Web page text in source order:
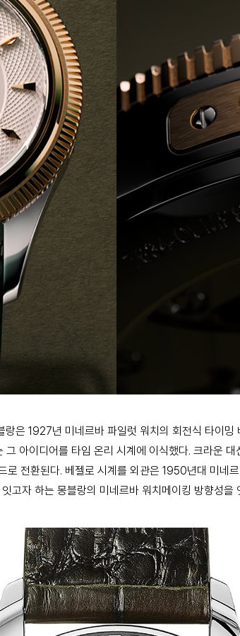
은 1927년 미네르바 파일럿 워치의 회전식 타이
아이디어를 타임 온리 시계에 이식했다. 크라운
전환된다. 베젤로 시계를 외관은 1950년대 미네
고자 하는 몽블랑의 미네르바 워치메이킹 방향성을